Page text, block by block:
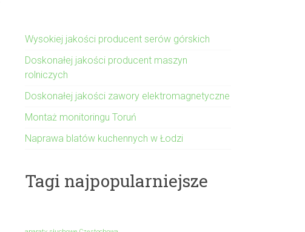
Wysokiej jakości producent serów górskich
Doskonałej jakości producent maszyn
rolniczych
Doskonałej jakości zawory elektromagnetyczne
Montaż monitoringu Toruń
Naprawa blatów kuchennych w Łodzi
Tagi najpopularniejsze